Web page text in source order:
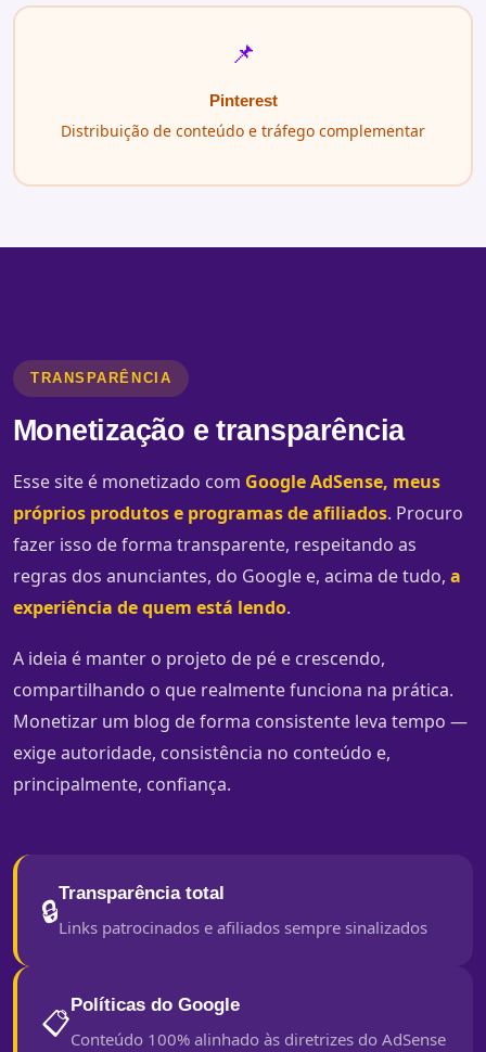
📌
Pinterest
Distribuição de conteúdo e tráfego complementar
TRANSPARÊNCIA
Monetização e transparência
Esse site é monetizado com Google AdSense, meus
próprios produtos e programas de afiliados. Procuro
fazer isso de forma transparente, respeitando as
regras dos anunciantes, do Google e, acima de tudo, a
experiência de quem está lendo.
A ideia é manter o projeto de pé e crescendo,
compartilhando o que realmente funciona na prática.
Monetizar um blog de forma consistente leva tempo —
exige autoridade, consistência no conteúdo e,
principalmente, confiança.
🔒Transparência total
Links patrocinados e afiliados sempre sinalizados
📋Políticas do Google
Conteúdo 100% alinhado às diretrizes do AdSense